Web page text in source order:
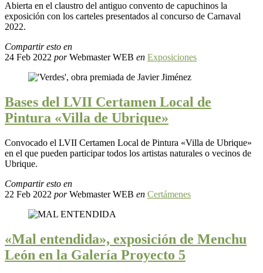
Abierta en el claustro del antiguo convento de capuchinos la
exposición con los carteles presentados al concurso de Carnaval
2022.
Compartir esto en
24 Feb 2022 porWebmaster WEB en Exposiciones
Bases del LVII Certamen Local de
Pintura «Villa de Ubrique»
Convocado el LVII Certamen Local de Pintura «Villa de Ubrique»
en el que pueden participar todos los artistas naturales o vecinos de
Ubrique.
Compartir esto en
22 Feb 2022 porWebmaster WEB en Certámenes
«Mal entendida», exposición de Menchu
León en la Galería Proyecto 5